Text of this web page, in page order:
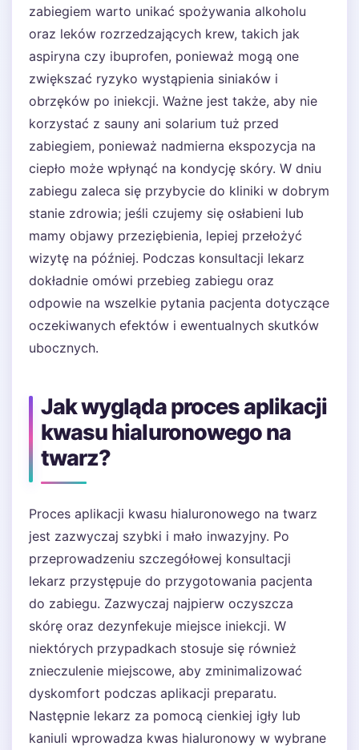
zabiegiem warto unikać spożywania alkoholu
oraz leków rozrzedzających krew, takich jak
aspiryna czy ibuprofen, ponieważ mogą one
zwiększać ryzyko wystąpienia siniaków i
obrzęków po iniekcji. Ważne jest także, aby nie
korzystać z sauny ani solarium tuż przed
zabiegiem, ponieważ nadmierna ekspozycja na
ciepło może wpłynąć na kondycję skóry. W dniu
zabiegu zaleca się przybycie do kliniki w dobrym
stanie zdrowia; jeśli czujemy się osłabieni lub
mamy objawy przeziębienia, lepiej przełożyć
wizytę na później. Podczas konsultacji lekarz
dokładnie omówi przebieg zabiegu oraz
odpowie na wszelkie pytania pacjenta dotyczące
oczekiwanych efektów i ewentualnych skutków
ubocznych.
Jak wygląda proces aplikacji
kwasu hialuronowego na
twarz?
Proces aplikacji kwasu hialuronowego na twarz
jest zazwyczaj szybki i mało inwazyjny. Po
przeprowadzeniu szczegółowej konsultacji
lekarz przystępuje do przygotowania pacjenta
do zabiegu. Zazwyczaj najpierw oczyszcza
skórę oraz dezynfekuje miejsce iniekcji. W
niektórych przypadkach stosuje się również
znieczulenie miejscowe, aby zminimalizować
dyskomfort podczas aplikacji preparatu.
Następnie lekarz za pomocą cienkiej igły lub
kaniuli wprowadza kwas hialuronowy w wybrane